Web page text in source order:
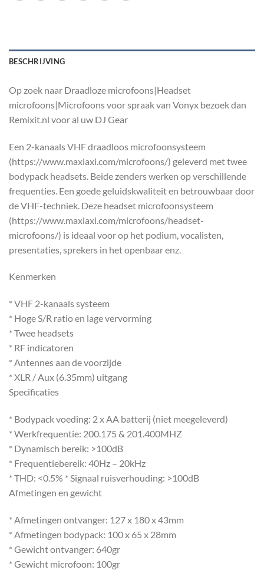
BESCHRIJVING
Op zoek naar Draadloze microfoons|Headset
microfoons|Microfoons voor spraak van Vonyx bezoek dan
Remixit.nl voor al uw DJ Gear
Een 2-kanaals VHF draadloos microfoonsysteem
(https://www.maxiaxi.com/microfoons/) geleverd met twee
bodypack headsets. Beide zenders werken op verschillende
frequenties. Een goede geluidskwaliteit en betrouwbaar door
de VHF-techniek. Deze headset microfoonsysteem
(https://www.maxiaxi.com/microfoons/headset-
microfoons/) is ideaal voor op het podium, vocalisten,
presentaties, sprekers in het openbaar enz.
Kenmerken
* VHF 2-kanaals systeem
* Hoge S/R ratio en lage vervorming
* Twee headsets
* RF indicatoren
* Antennes aan de voorzijde
* XLR / Aux (6.35mm) uitgang
Specificaties
* Bodypack voeding: 2 x AA batterij (niet meegeleverd)
* Werkfrequentie: 200.175 & 201.400MHZ
* Dynamisch bereik: >100dB
* Frequentiebereik: 40Hz – 20kHz
* THD: <0.5% * Signaal ruisverhouding: >100dB
Afmetingen en gewicht
* Afmetingen ontvanger: 127 x 180 x 43mm
* Afmetingen bodypack: 100 x 65 x 28mm
* Gewicht ontvanger: 640gr
* Gewicht microfoon: 100gr